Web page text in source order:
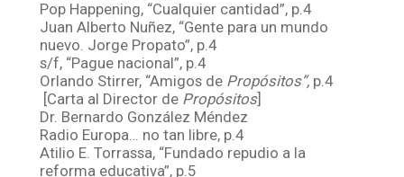
Pop Happening, “Cualquier cantidad”, p.4
Juan Alberto Nuñez, “Gente para un mundo
nuevo. Jorge Propato”, p.4
s/f, “Pague nacional”, p.4
Orlando Stirrer, “Amigos de Propósitos”, p.4
[Carta al Director de Propósitos]
Dr. Bernardo González Méndez
Radio Europa… no tan libre, p.4
Atilio E. Torrassa, “Fundado repudio a la
reforma educativa”, p.5